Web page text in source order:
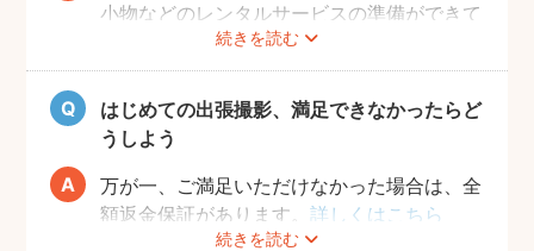
続きを読む
小物などのレンタルサービスの準備ができて
おりませんので、お客様ご自身にご用意をお
願いしております。
はじめての出張撮影、満足できなかったらど
うしよう
続きを読む
万が一、ご満足いただけなかった場合は、全
額返金保証があります。詳しくはこちら